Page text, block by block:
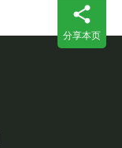
分享本页